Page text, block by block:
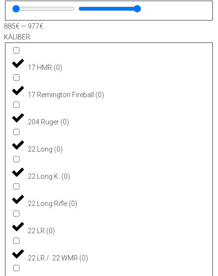
885€ — 977€
KALIBER
.17 HMR (0)
.17 Remington Fireball (0)
.204 Ruger (0)
.22 Long (0)
.22 Long K. (0)
.22 Long Rifle (0)
.22 LR (0)
.22 LR / .22 WMR (0)